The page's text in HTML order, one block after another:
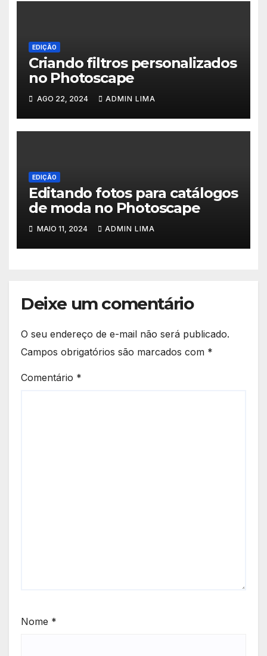
EDIÇÃO
Criando filtros personalizados
no Photoscape
AGO 22, 2024 ADMIN LIMA
EDIÇÃO
Editando fotos para catálogos
de moda no Photoscape
MAIO 11, 2024 ADMIN LIMA
Deixe um comentário
O seu endereço de e-mail não será publicado.
Campos obrigatórios são marcados com *
Comentário *
Nome *